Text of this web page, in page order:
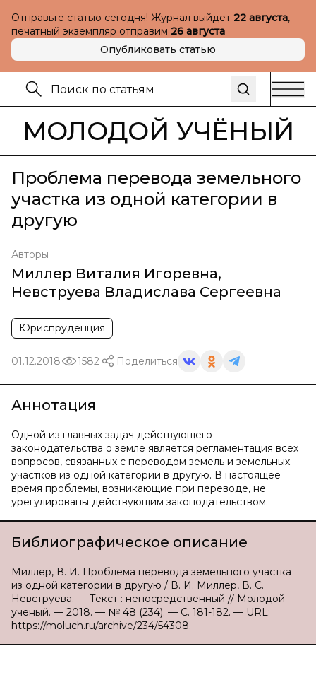
Отправьте статью сегодня! Журнал выйдет 22 августа,
печатный экземпляр отправим 26 августа
Опубликовать статью
МОЛОДОЙ УЧЁНЫЙ
Проблема перевода земельного
участка из одной категории в
другую
Авторы
Миллер Виталия Игоревна,
Невструева Владислава Сергеевна
Юриспруденция
01.12.2018 1582 Поделиться
Аннотация
Одной из главных задач действующего
законодательства о земле является регламентация всех
вопросов, связанных с переводом земель и земельных
участков из одной категории в другую. В настоящее
время проблемы, возникающие при переводе, не
урегулированы действующим законодательством.
Библиографическое описание
Миллер, В. И. Проблема перевода земельного участка
из одной категории в другую / В. И. Миллер, В. С.
Невструева. — Текст : непосредственный // Молодой
ученый. — 2018. — № 48 (234). — С. 181-182. — URL:
https://moluch.ru/archive/234/54308.